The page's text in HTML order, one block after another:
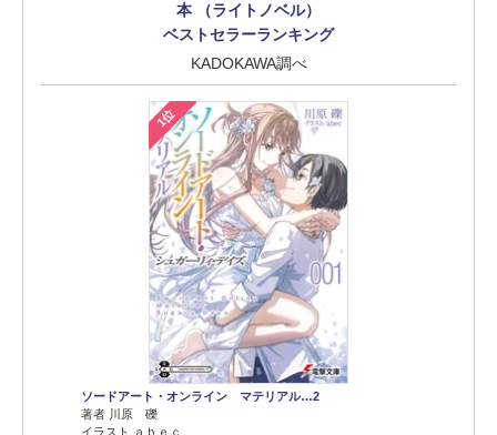
本 （ライトノベル）
ベストセラーランキング
KADOKAWA調べ
1位
ソードアート・オンライン マテリアル…2
著者 川原 礫
イラスト ａｂｅｃ